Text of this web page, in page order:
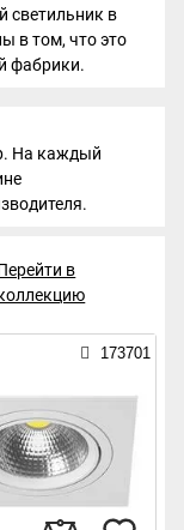
светильник в
в том, что это
фабрики.
На каждый
в
173701